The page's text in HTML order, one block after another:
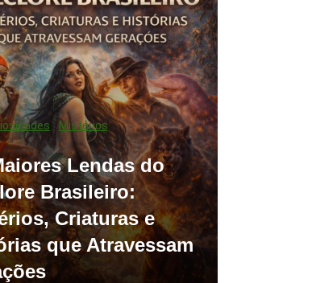
Mistérios
Lendas do
Brasileiro:
Criaturas e
que Atravessam